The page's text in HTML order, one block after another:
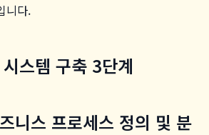
니다.
스템 구축 3단계
니스 프로세스 정의 및 분